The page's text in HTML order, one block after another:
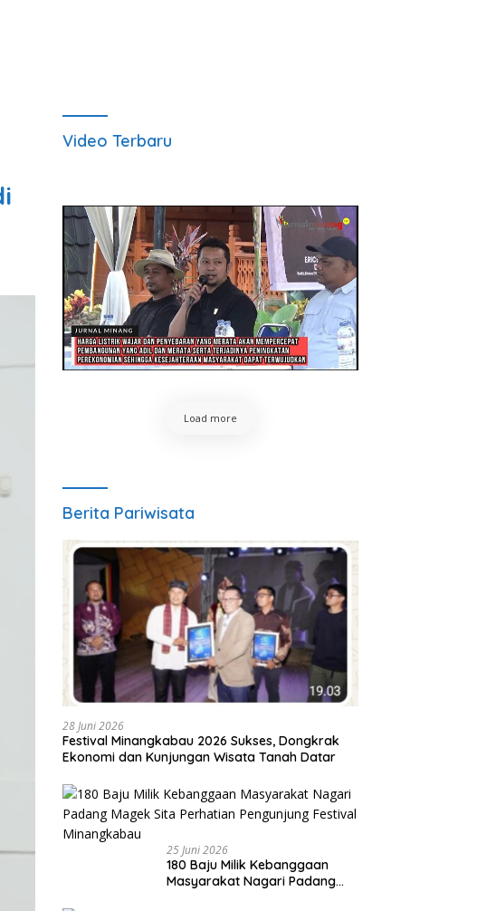
Video Terbaru
Load more
Berita Pariwisata
28 Juni 2026
Festival Minangkabau 2026 Sukses, Dongkrak
Ekonomi dan Kunjungan Wisata Tanah Datar
25 Juni 2026
180 Baju Milik Kebanggaan
Masyarakat Nagari Padang